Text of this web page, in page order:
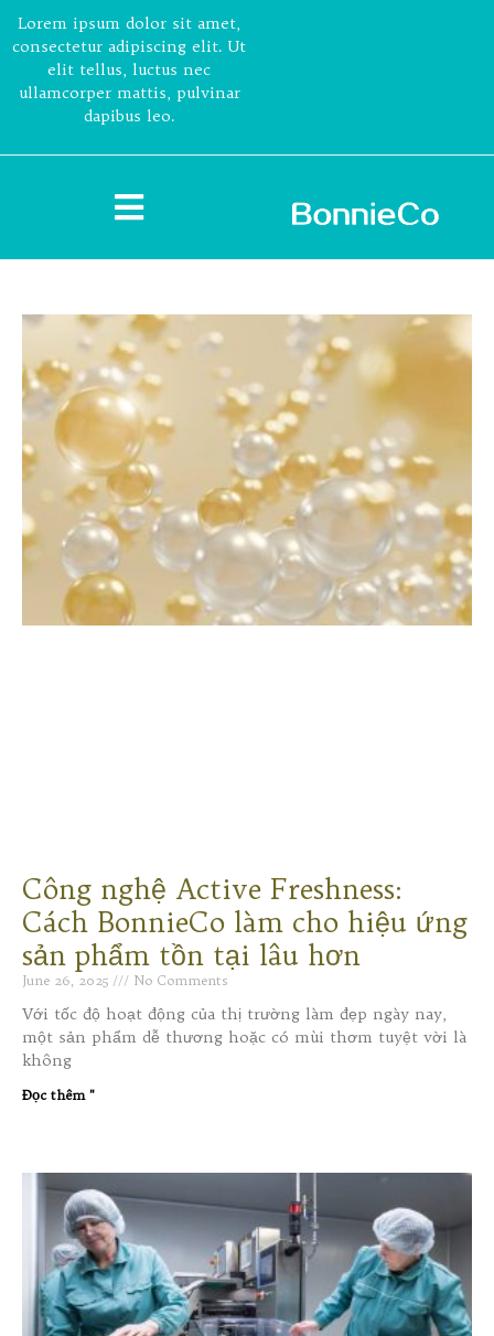
Lorem ipsum dolor sit amet,
consectetur adipiscing elit. Ut
elit tellus, luctus nec
ullamcorper mattis, pulvinar
dapibus leo.
Công nghệ Active Freshness:
Cách BonnieCo làm cho hiệu ứng
sản phẩm tồn tại lâu hơn
June 26, 2025 No Comments
Với tốc độ hoạt động của thị trường làm đẹp ngày nay,
một sản phẩm dễ thương hoặc có mùi thơm tuyệt vời là
không
Đọc thêm "